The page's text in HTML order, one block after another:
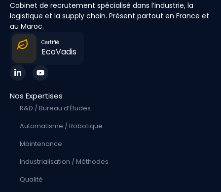
Cabinet de recrutement spécialisé dans l’industrie, la
logistique et la supply chain. Présent partout en France et
au Maroc.
Certifié
EcoVadis
Nos Expertises
R&D / Bureau d’Études
Automatisme / Robotique
Maintenance
Industrialisation / Méthodes
Qualité